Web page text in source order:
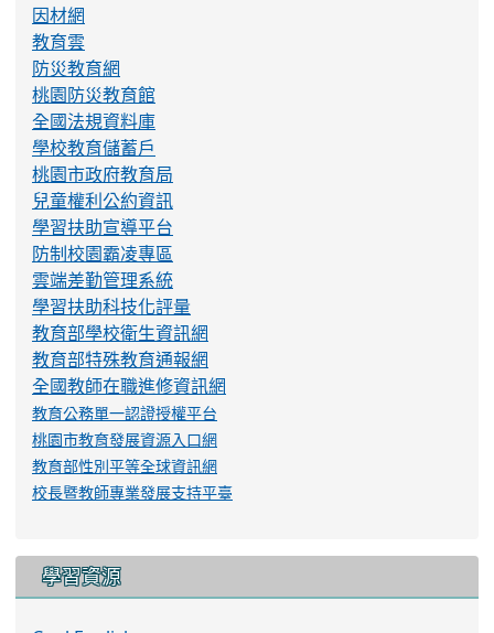
因材網
教育雲
防災教育網
桃園防災教育館
全國法規資料庫
學校教育儲蓄戶
桃園市政府教育局
兒童權利公約資訊
學習扶助宣導平台
防制校園霸凌專區
雲端差勤管理系統
學習扶助科技化評量
教育部學校衛生資訊網
教育部特殊教育通報網
全國教師在職進修資訊網
教育公務單一認證授權平台
桃園市教育發展資源入口網
教育部性別平等全球資訊網
校長暨教師專業發展支持平臺
學習資源